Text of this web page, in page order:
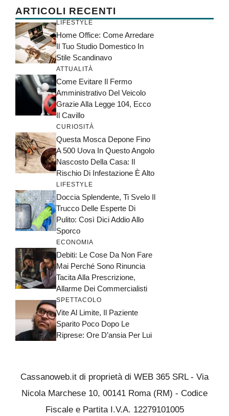
ARTICOLI RECENTI
LIFESTYLE
Home Office: Come Arredare
Il Tuo Studio Domestico In
Stile Scandinavo
ATTUALITÀ
Come Evitare Il Fermo
Amministrativo Del Veicolo
Grazie Alla Legge 104, Ecco
Il Cavillo
CURIOSITÀ
Questa Mosca Depone Fino
A 500 Uova In Questo Angolo
Nascosto Della Casa: Il
Rischio Di Infestazione È Alto
LIFESTYLE
Doccia Splendente, Ti Svelo Il
Trucco Delle Esperte Di
Pulito: Così Dici Addio Allo
Sporco
ECONOMIA
Debiti: Le Cose Da Non Fare
Mai Perché Sono Rinuncia
Tacita Alla Prescrizione,
Allarme Dei Commercialisti
SPETTACOLO
Vite Al Limite, Il Paziente
Sparito Poco Dopo Le
Riprese: Ore D’ansia Per Lui
Cassanoweb.it di proprietà di WEB 365 SRL - Via
Nicola Marchese 10, 00141 Roma (RM) - Codice
Fiscale e Partita I.V.A. 12279101005